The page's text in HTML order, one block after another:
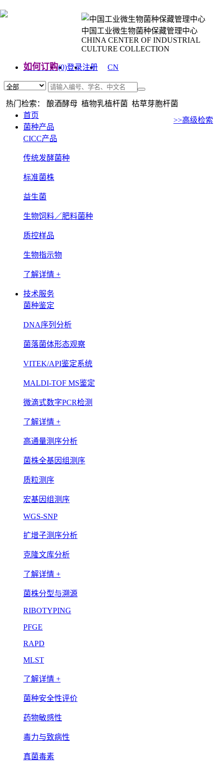
中国工业微生物菌种保藏管理中心
CHINA CENTER OF INDUSTRIAL
CULTURE COLLECTION
如何订购(0)登录注册
CN
热门检索： 酿酒酵母 植物乳植杆菌 枯草芽胞杆菌
>>高级检索
首页
菌种产品
CICC产品
传统发酵菌种
标准菌株
益生菌
生物饲料／肥料菌种
质控样品
生物指示物
了解详情 +
技术服务
菌种鉴定
DNA序列分析
菌落菌体形态观察
VITEK/API鉴定系统
MALDI-TOF MS鉴定
微滴式数字PCR检测
了解详情 +
高通量测序分析
菌株全基因组测序
质粒测序
宏基因组测序
WGS-SNP
扩增子测序分析
克隆文库分析
了解详情 +
菌株分型与溯源
RIBOTYPING
PFGE
RAPD
MLST
了解详情 +
菌种安全性评价
药物敏感性
毒力与致病性
真菌毒素